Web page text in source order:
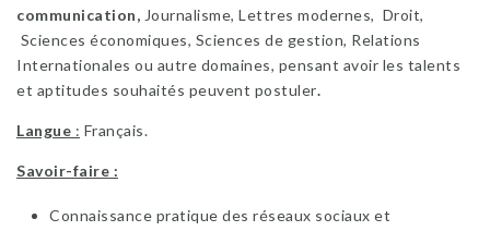
communication, Journalisme, Lettres modernes, Droit,
Sciences économiques, Sciences de gestion, Relations
Internationales ou autre domaines, pensant avoir les talents
et aptitudes souhaités peuvent postuler.
Langue : Français.
Savoir-faire :
Connaissance pratique des réseaux sociaux et